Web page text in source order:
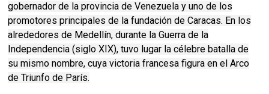
gobernador de la provincia de Venezuela y uno de los
promotores principales de la fundación de Caracas. En los
alrededores de Medellín, durante la Guerra de la
Independencia (siglo XIX), tuvo lugar la célebre batalla de
su mismo nombre, cuya victoria francesa figura en el Arco
de Triunfo de París.